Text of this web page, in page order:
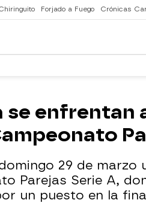
Forjado a Fuego Crónicas
enfrentan
29 de
Parejas Serie A,
un puesto en la